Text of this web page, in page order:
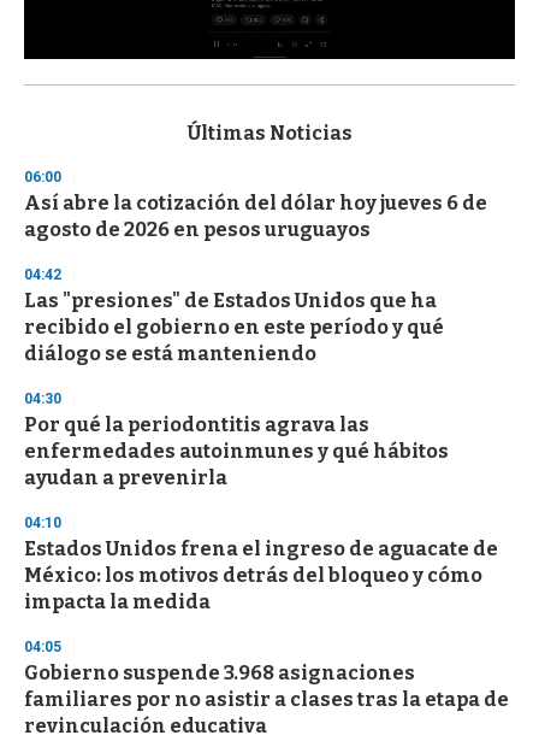
s
d
s
o
f
3
s
c
o
d
s
Últimas Noticias
06:00
Así abre la cotización del dólar hoy jueves 6 de
agosto de 2026 en pesos uruguayos
04:42
Las "presiones" de Estados Unidos que ha
recibido el gobierno en este período y qué
diálogo se está manteniendo
04:30
Por qué la periodontitis agrava las
enfermedades autoinmunes y qué hábitos
ayudan a prevenirla
04:10
Estados Unidos frena el ingreso de aguacate de
México: los motivos detrás del bloqueo y cómo
impacta la medida
04:05
Gobierno suspende 3.968 asignaciones
familiares por no asistir a clases tras la etapa de
revinculación educativa